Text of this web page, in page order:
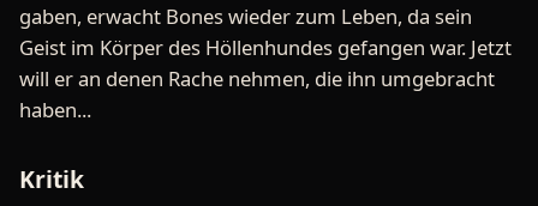
gaben, erwacht Bones wieder zum Leben, da sein
Geist im Körper des Höllenhundes gefangen war. Jetzt
will er an denen Rache nehmen, die ihn umgebracht
haben...
Kritik